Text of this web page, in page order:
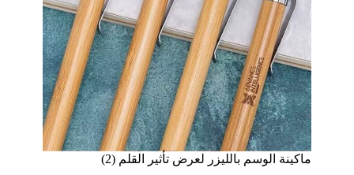
ماكينة الوسم بالليزر لعرض تأثير القلم (2)